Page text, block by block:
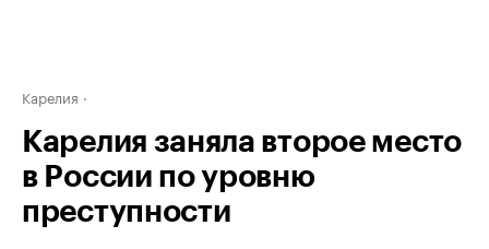
Карелия
Карелия заняла второе место
в России по уровню
преступности